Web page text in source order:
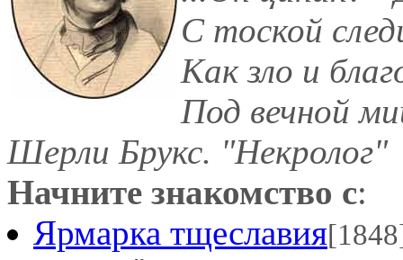
С тоской
Как зло и
Под вечной
Шерли Брукс. "Некролог"
Начните знакомство с:
Ярмарка тщеславия